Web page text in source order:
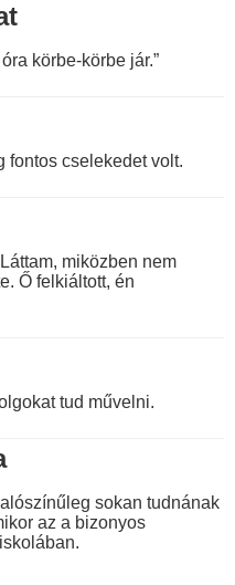
körbe-körbe jár.”
fontos cselekedet volt.
miközben nem
Ő felkiáltott, én
tud művelni.
sokan tudnának
az a bizonyos